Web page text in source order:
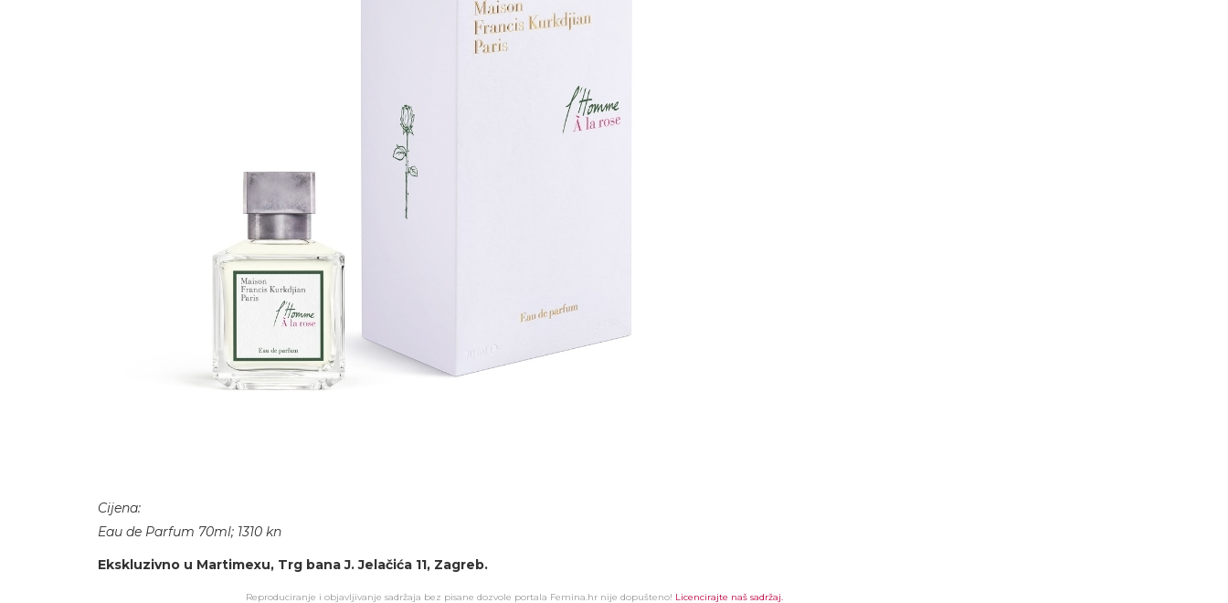
Cijena:
Eau de Parfum 70ml; 1310 kn
Ekskluzivno u Martimexu, Trg bana J. Jelačića 11, Zagreb.
Reproduciranje i objavljivanje sadržaja bez pisane dozvole portala Femina.hr nije dopušteno! Licencirajte naš sadržaj.